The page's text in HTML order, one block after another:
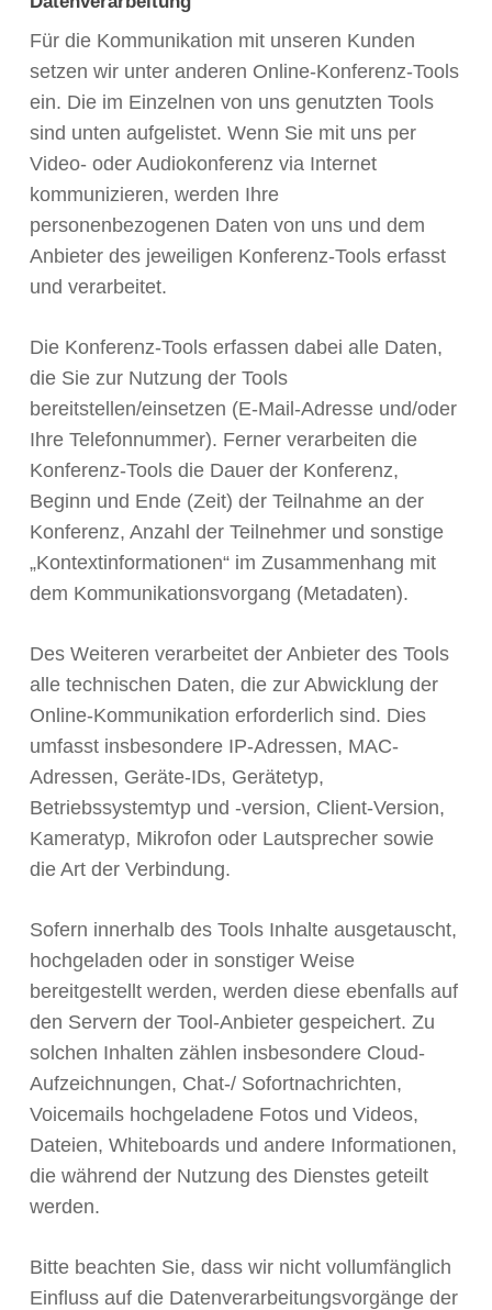
Für die Kommunikation mit unseren Kunden
setzen wir unter anderen Online-Konferenz-Tools
ein. Die im Einzelnen von uns genutzten Tools
sind unten aufgelistet. Wenn Sie mit uns per
Video- oder Audiokonferenz via Internet
kommunizieren, werden Ihre
personenbezogenen Daten von uns und dem
Anbieter des jeweiligen Konferenz-Tools erfasst
und verarbeitet.
Die Konferenz-Tools erfassen dabei alle Daten,
die Sie zur Nutzung der Tools
bereitstellen/einsetzen (E-Mail-Adresse und/oder
Ihre Telefonnummer). Ferner verarbeiten die
Konferenz-Tools die Dauer der Konferenz,
Beginn und Ende (Zeit) der Teilnahme an der
Konferenz, Anzahl der Teilnehmer und sonstige
„Kontextinformationen“ im Zusammenhang mit
dem Kommunikationsvorgang (Metadaten).
Des Weiteren verarbeitet der Anbieter des Tools
alle technischen Daten, die zur Abwicklung der
Online-Kommunikation erforderlich sind. Dies
umfasst insbesondere IP-Adressen, MAC-
Adressen, Geräte-IDs, Gerätetyp,
Betriebssystemtyp und -version, Client-Version,
Kameratyp, Mikrofon oder Lautsprecher sowie
die Art der Verbindung.
Sofern innerhalb des Tools Inhalte ausgetauscht,
hochgeladen oder in sonstiger Weise
bereitgestellt werden, werden diese ebenfalls auf
den Servern der Tool-Anbieter gespeichert. Zu
solchen Inhalten zählen insbesondere Cloud-
Aufzeichnungen, Chat-/ Sofortnachrichten,
Voicemails hochgeladene Fotos und Videos,
Dateien, Whiteboards und andere Informationen,
die während der Nutzung des Dienstes geteilt
werden.
Bitte beachten Sie, dass wir nicht vollumfänglich
Einfluss auf die Datenverarbeitungsvorgänge der